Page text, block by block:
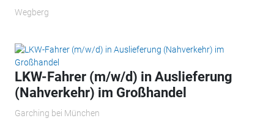
Wegberg
LKW-Fahrer (m/w/d) in Auslieferung
(Nahverkehr) im Großhandel
Garching bei München